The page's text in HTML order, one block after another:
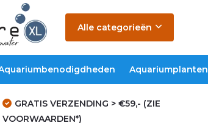
Alle categorieën
Aquariumplanten
GRATIS VERZENDING > €59,- (ZIE
VOORWAARDEN*)